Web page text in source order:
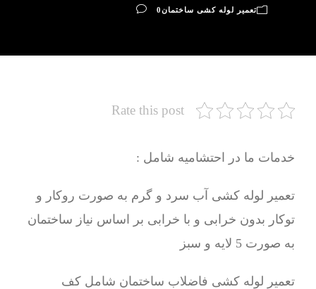
تعمیر لوله کشی ساختمان0
Rate this post
خدمات ما در احتشامیه شامل :
تعمیر لوله کشی آب سرد و گرم به صورت روکار و
توکار بدون خرابی و با خرابی بر اساس نیاز ساختمان
به صورت 5 لایه و سبز
تعمیر لوله کشی فاضلاب ساختمان شامل کف